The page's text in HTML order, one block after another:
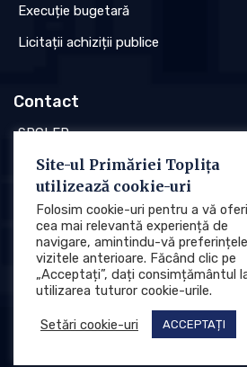
Execuție bugetară
Licitații achiziții publice
Contact
SPCLEP
Stare civilă
Poliția locală
Protecția datelor cu caracter personal (GDPR)
Primăria Municipiului Toplița © 2025.
Site-ul Primăriei Toplița
utilizează cookie-uri
Folosim cookie-uri pentru a vă oferi
cea mai relevantă experiență de
navigare, amintindu-vă
vizitele anterioare. Făcând clic pe
„Acceptați”, dați consimțământul
utilizarea tuturor cookie-urile.
Setări cookie-uri ACCEPTAȚI